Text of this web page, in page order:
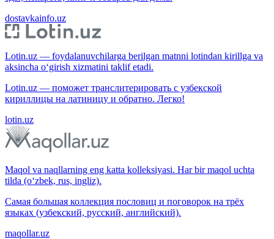
dostavkainfo.uz
Lotin.uz — foydalanuvchilarga berilgan matnni lotindan kirillga va
aksincha o‘girish xizmatini taklif etadi.
Lotin.uz — поможет транслитерировать с узбекской
кириллицы на латиницу и обратно. Легко!
lotin.uz
Maqol va naqllarning eng katta kolleksiyasi. Har bir maqol uchta
tilda (o‘zbek, rus, ingliz).
Самая большая коллекция пословиц и поговорок на трёх
языках (узбекский, русский, английский).
maqollar.uz